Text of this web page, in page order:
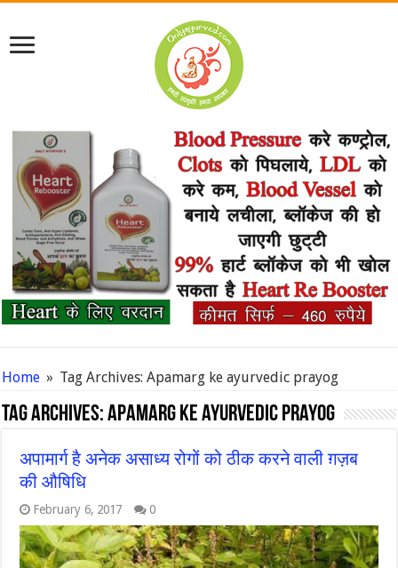
Home » Tag Archives: Apamarg ke ayurvedic prayog
Tag Archives:Apamarg ke ayurvedic prayog
अपामार्ग है अनेक असाध्य रोगों को ठीक करने वाली ग़ज़ब
की औषिधि
February 6, 2017 0